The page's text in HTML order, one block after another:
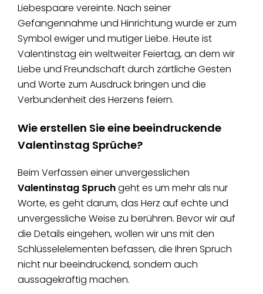
Liebespaare vereinte. Nach seiner
Gefangennahme und Hinrichtung wurde er zum
Symbol ewiger und mutiger Liebe. Heute ist
Valentinstag ein weltweiter Feiertag, an dem wir
Liebe und Freundschaft durch zärtliche Gesten
und Worte zum Ausdruck bringen und die
Verbundenheit des Herzens feiern.
Wie erstellen Sie eine beeindruckende
Valentinstag Sprüche?
Beim Verfassen einer unvergesslichen
Valentinstag Spruchgeht es um mehr als nur
Worte, es geht darum, das Herz auf echte und
unvergessliche Weise zu berühren. Bevor wir auf
die Details eingehen, wollen wir uns mit den
Schlüsselelementen befassen, die Ihren Spruch
nicht nur beeindruckend, sondern auch
aussagekräftig machen.